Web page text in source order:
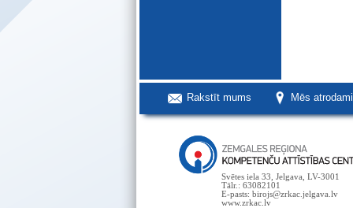
Rakstīt mums Mēs
Svētes iela 33, Jelgava, LV-3001
Tālr.: 63082101
E-pasts: birojs@zrkac.jelgava.lv
www.zrkac.lv